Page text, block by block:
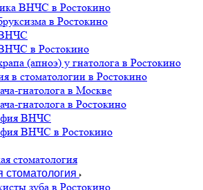
ВНЧС в Ростокино
в Ростокино
в Ростокино
(апноэ) у гнатолога в Ростокино
в стоматологии в Ростокино
гнатолога в Москве
гнатолога в Ростокино
ВНЧС
ВНЧС в Ростокино
стоматология
зуба в Ростокино